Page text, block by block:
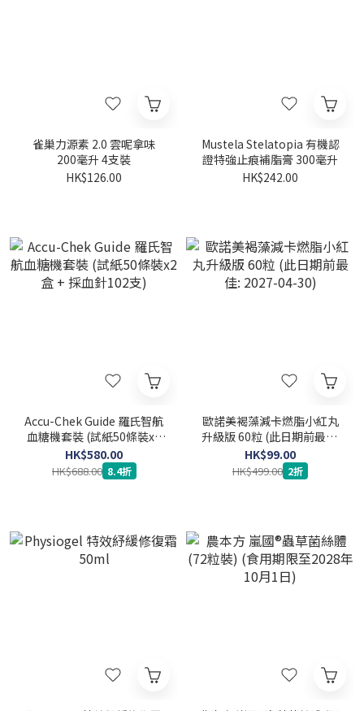
雀巢力源素 2.0 雲呢拿味
200毫升 4支裝
HK$126.00
Mustela Stelatopia 有機認
證特強止痕補脂膏 300毫升
HK$242.00
Accu-Chek Guide 羅氏智航
血糖機套裝 (試紙50條裝x2
盒 + 採血針102支)
HK$580.00
HK$688.00 8.4折
歐諾美褐藻減卡燃脂小紅丸
升級版 60粒 (此日期前最佳:
2027-04-30)
HK$99.00
HK$499.00 2折